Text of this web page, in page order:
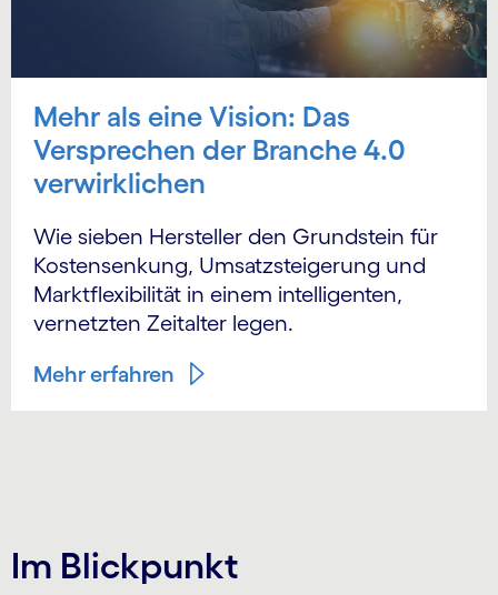
Mehr als eine Vision: Das
Versprechen der Branche 4.0
verwirklichen
Wie sieben Hersteller den Grundstein für
Kostensenkung, Umsatzsteigerung und
Marktflexibilität in einem intelligenten,
vernetzten Zeitalter legen.
Mehr erfahren
Im Blickpunkt